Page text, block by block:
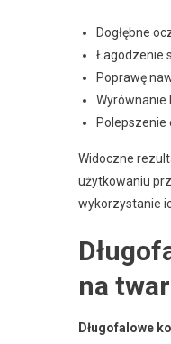
Dogłębne
Łagodzenie
Poprawę
Wyrównanie
Polepszenie
Widoczne
użytkowaniu
wykorzystanie
na
Długofalowe